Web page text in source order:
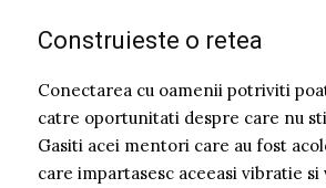
Construieste o retea
Conectarea cu oamenii potriviti
catre oportunitati despre care nu
Gasiti acei mentori care au fost
care impartasesc aceeasi vibratie si